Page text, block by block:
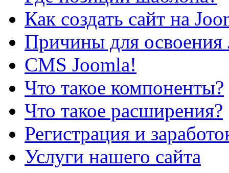
Как создать сайт на
Причины для освоения
CMS Joomla!
Что такое компоненты?
Что такое расширения?
Регистрация и
Услуги нашего сайта